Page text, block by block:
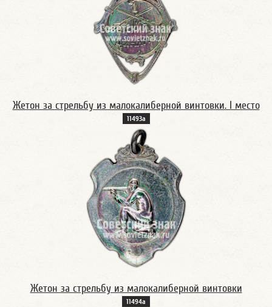
Жетон за стрельбу из малокалиберной винтовки. I место
11493а
Жетон за стрельбу из малокалиберной винтовки
11494а